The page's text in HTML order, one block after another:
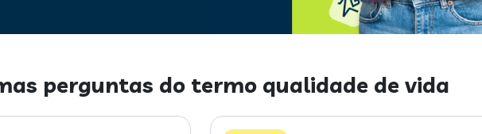
perguntas do termo qualidade de vida